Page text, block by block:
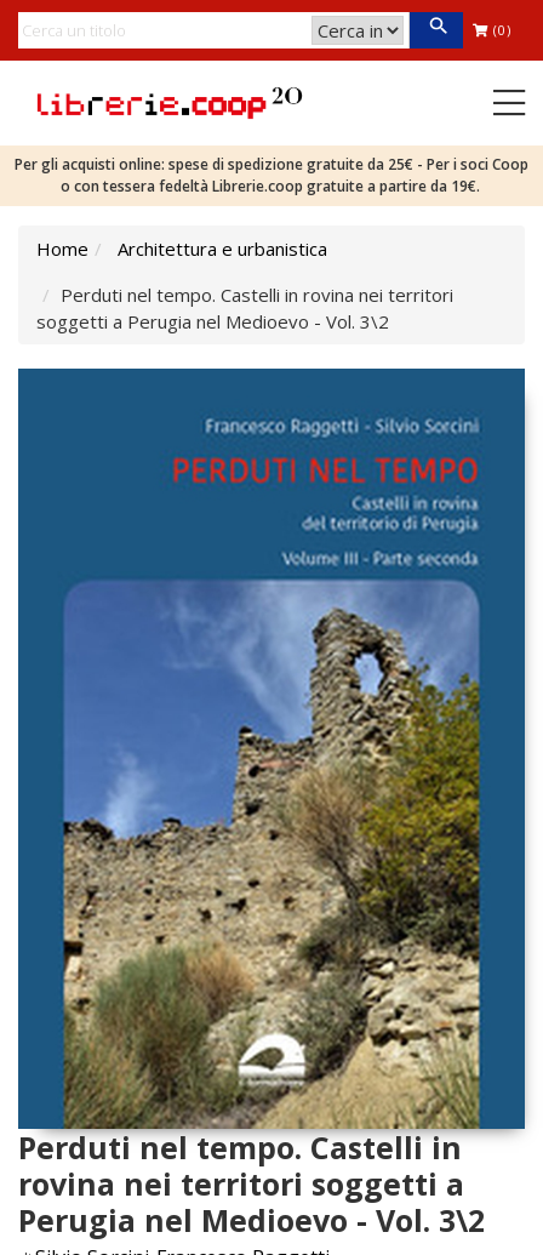
(0)
Per gli acquisti online: spese di spedizione gratuite da 25€ - Per i soci Coop
o con tessera fedeltà Librerie.coop gratuite a partire da 19€.
Home
Architettura e urbanistica
Perduti nel tempo. Castelli in rovina nei territori
soggetti a Perugia nel Medioevo - Vol. 3\2
Perduti nel tempo. Castelli in
rovina nei territori soggetti a
Perugia nel Medioevo - Vol. 3\2